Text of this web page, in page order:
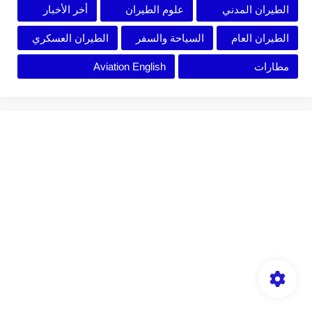
الطيران المدني علوم الطيران أخر الأخبار
الطيران العام السياحة والسفر الطيران العسكري
مطارات Aviation English